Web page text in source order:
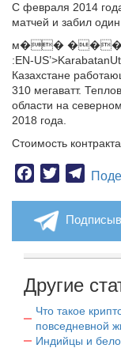
С февраля 2014
матчей и забил один
м��
:EN-US’>Karabatan
Казахстане
310 мегаватт.
области на
2018 года.
Стоимость
Facebook
Twitter
Другие
Что такое
повседневной
Индийцы и